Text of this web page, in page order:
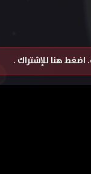
اضغط هنا للإشتراك .